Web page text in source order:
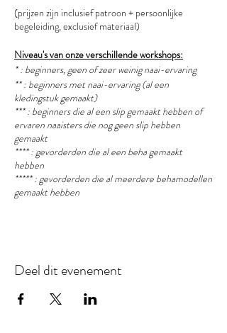
(prijzen zijn inclusief patroon + persoonlijke
begeleiding, exclusief materiaal)
Niveau's van onze verschillende workshops:
* : beginners, geen of zeer weinig naai-ervaring
** : beginners met naai-ervaring (al een
kledingstuk gemaakt)
*** : beginners die al een slip gemaakt hebben of
ervaren naaisters die nog geen slip hebben
gemaakt
**** : gevorderden die al een beha gemaakt
hebben
***** : gevorderden die al meerdere behamodellen
gemaakt hebben
Deel dit evenement